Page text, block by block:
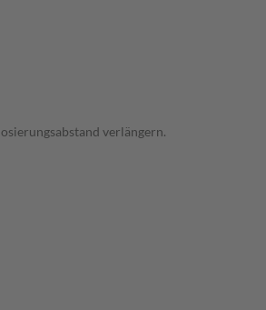
verlängern.